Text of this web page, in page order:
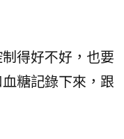
得好不好，也要
糖記錄下來，跟